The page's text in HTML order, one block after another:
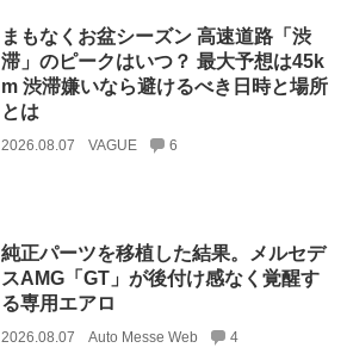
まもなくお盆シーズン 高速道路「渋
滞」のピークはいつ？ 最大予想は45k
m 渋滞嫌いなら避けるべき日時と場所
とは
2026.08.07 VAGUE 6
純正パーツを移植した結果。メルセデ
スAMG「GT」が後付け感なく覚醒す
る専用エアロ
2026.08.07 Auto Messe Web 4